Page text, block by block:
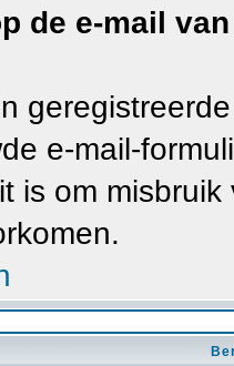
de e-mail
e-mail-
is om